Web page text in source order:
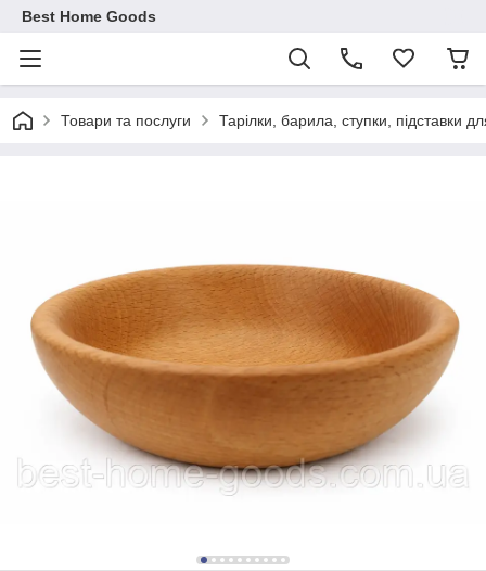
Best Home Goods
Товари та послуги Тарілки, барила, ступки, підставки